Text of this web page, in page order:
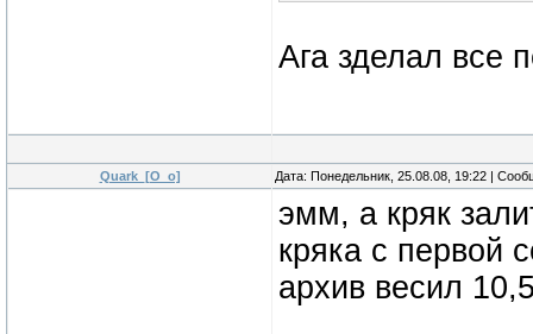
Ага зделал все
Quark_[O_o] Дата: Понедельник, 25.08.08, 19:22 |
эмм, а кряк
кряка с первой
архив весил